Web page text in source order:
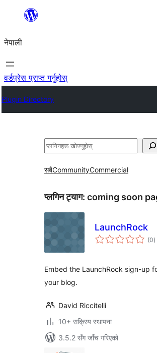
सामग्रीमा
नेपाली
वर्डप्रेस प्राप्त गर्नुहोस्
Plugin Directory
खोज्नुहोस्
सबैCommunityCommercial
प्लगिन ट्याग: coming soon
LaunchRock
(0)
Embed the LaunchRock sign-up
your blog.
David Riccitelli
10+ सक्रिय स्थापना
3.5.2 सँग जाँच गरिएको